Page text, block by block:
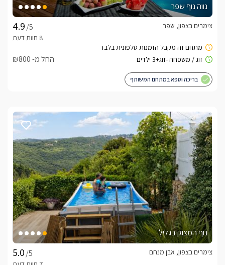
נווה נוף שפר
/5
צימרים בצפון, שפר
החל מ- ₪800
בריכה וספא במתחם המשותף
נוף המצוק בגליל
/5
צימרים בצפון, אבן מנחם